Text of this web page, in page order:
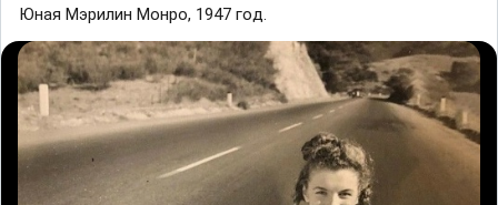
Юнaя Мэpилин Moнpo, 1947 гoд.